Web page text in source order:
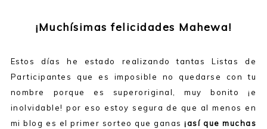
¡Muchísimas felicidades Mahewa!
Estos días he estado realizando tantas Listas de
Participantes que es imposible no quedarse con tu
nombre porque es superoriginal, muy bonito ¡e
inolvidable! por eso estoy segura de que al menos en
mi blog es el primer sorteo que ganas¡así que muchas